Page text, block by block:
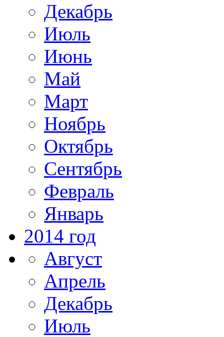
Декабрь
Июль
Июнь
Май
Март
Ноябрь
Октябрь
Сентябрь
Февраль
Январь
2014 год
Август
Апрель
Декабрь
Июль